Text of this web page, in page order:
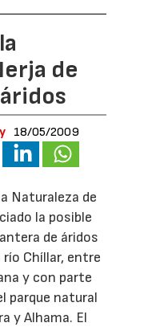
de
18/05/2009
Naturaleza de
la posible
de áridos
Chíllar, entre
y con parte
parque natural
y Alhama. El